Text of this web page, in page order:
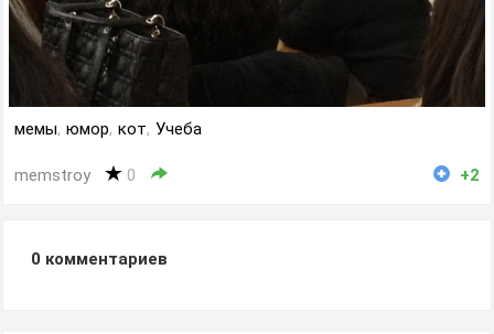
мемы, юмор, кот, Учеба
memstroy 0 +2
0 комментариев